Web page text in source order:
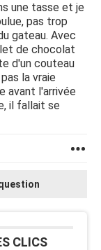
une tasse et je
pas trop
gateau. Avec
de chocolat
d'un couteau
la vraie
avant l'arrivée
il fallait se
CLICS